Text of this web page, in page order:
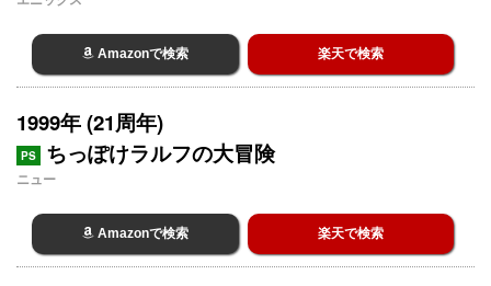
Amazonで検索 楽天で検索
1999年 (21周年)
PS ちっぽけラルフの大冒険
ニュー
Amazonで検索 楽天で検索